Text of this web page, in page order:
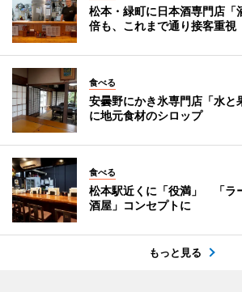
松本・緑町に日本酒専門店
倍も、これまで通り接客重視
食べる
安曇野にかき氷専門店「水
に地元食材のシロップ
食べる
松本駅近くに「役満」 「ラ
酒屋」コンセプトに
もっと見る